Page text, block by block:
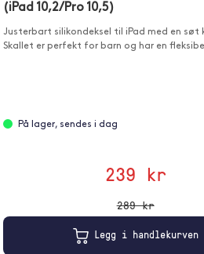
(iPad 10,2/Pro 10,5)
Justerbart silikondeksel til iPad med en søt
Skallet er perfekt for barn og har en
På lager, sendes i dag
239 kr
289 kr
Legg i handlekurven